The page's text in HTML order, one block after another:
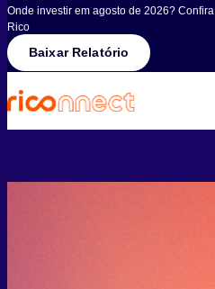
Onde investir em agosto de 2026?
Rico
Baixar Relatório